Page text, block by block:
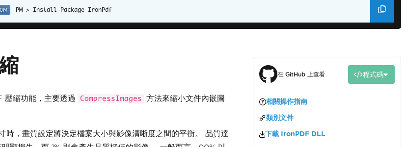
Install-Package IronPdf
縮功能，主要透過 CompressImages
方法來縮小文件內嵌圖
時，畫質設定將決定檔案大小與影像清晰度之間的平衡。 品質達
在 GitHub 上查看 程式碼
相關操作指南
類別文件
下載 IronPDF DLL